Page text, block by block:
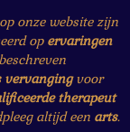
onze website zijn
op ervaringen
vervangingvoor
therapeut
altijd een arts.